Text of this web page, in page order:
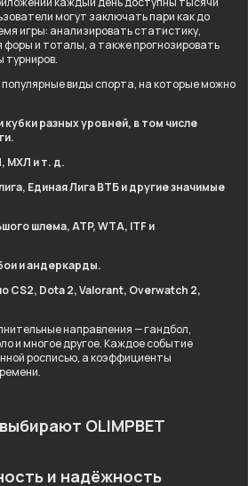
могут заключать пари как до
игры: анализировать статистику,
форы и тоталы, а также прогнозировать
турниров.
виды спорта, на которые можно
разных уровней, в том числе
МХЛ и т. д.
Единая Лига ВТБ и другие значимые
шлема, ATP, WTA, ITF и
и андеркарды.
CS2, Dota 2, Valorant, Overwatch 2,
направления — гандбол,
и многое другое. Каждое событие
росписью, а коэффициенты
OLIMPBET
и надёжность